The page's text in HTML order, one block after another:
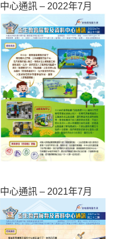
中心通訊 – 2022年7月
中心通訊 – 2021年7月